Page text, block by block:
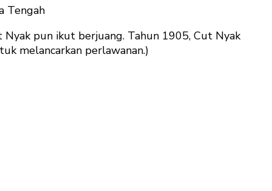
Tengah
Nyak pun ikut berjuang. Tahun 1905, Cut Nyak
melancarkan perlawanan.)